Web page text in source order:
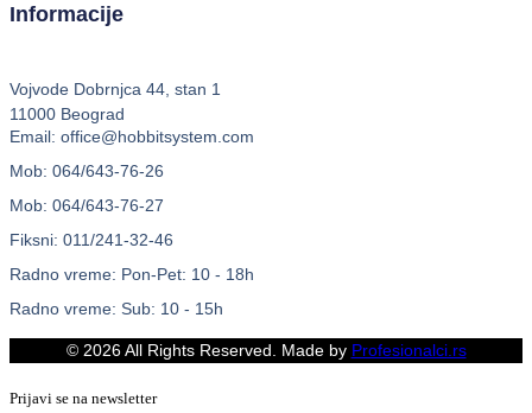
Informacije
Vojvode Dobrnjca 44, stan 1
11000 Beograd
Email: office@hobbitsystem.com
Mob: 064/643-76-26
Mob: 064/643-76-27
Fiksni: 011/241-32-46
Radno vreme: Pon-Pet: 10 - 18h
Radno vreme: Sub: 10 - 15h
© 2026 All Rights Reserved. Made by Profesionalci.rs
Prijavi se na newsletter